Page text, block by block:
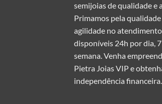
semijoias de qualidade e
Primamos pela qualidade
agilidade no
disponíveis 24h por dia,
semana. Venha
Pietra Joias VIP e
independência financeira.